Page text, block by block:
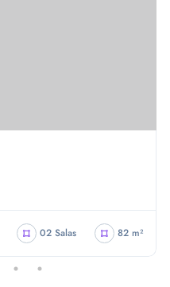
02 Salas 82 m²